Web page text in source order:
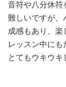
音符や八分休符
難しいですが、
成感もあり、楽
レッスン中に
とてもウキウ